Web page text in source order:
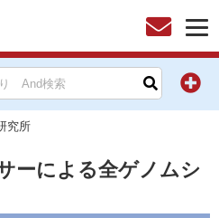
究所
ーによる全ゲノムシ